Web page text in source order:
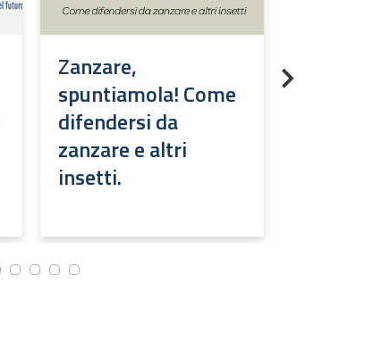
Zanzare,
spuntiamola! Come
difendersi da
zanzare e altri
insetti.